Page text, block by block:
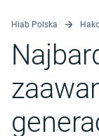
Hiab Polska